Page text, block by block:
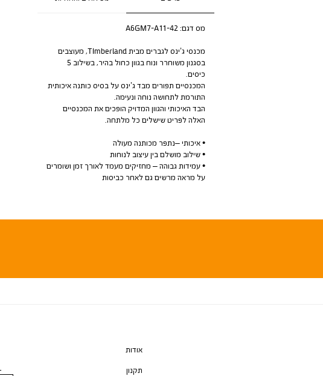
מס דגם:A6GM7-A11-42
מכנסי ג’ינס לגברים מבית TImberland, מעוצבים
בסגנון משוחרר ונוח בגוון כחול בהיר, בשילוב 5
כיסים.
המכנסיים תפורים מבד ג’ינס על בסיס כותנה איכותית
התורמת לתחושה נוחה ונעימה.
הבד האיכותי והגוון המדויק הופכים את המכנסיים
האלה לפריט שישלים כל מלתחה.
• איכותי –נתפר מכותנה מעולה
• שילוב מושלם בין עיצוב לנוחות
• עמידות גבוהה – מחזיקים מעמד לאורך זמן ושומרים
על מראה מרשים גם לאחר כביסות
אודות
תקנון